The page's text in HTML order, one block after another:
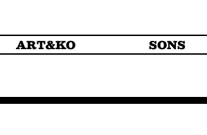
ART&KO SONS